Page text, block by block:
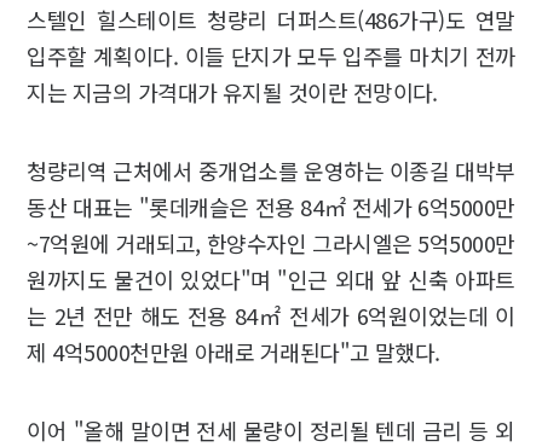
스텔인 힐스테이트 청량리 더퍼스트(486가구)도 연말
입주할 계획이다. 이들 단지가 모두 입주를 마치기 전까
지는 지금의 가격대가 유지될 것이란 전망이다.
청량리역 근처에서 중개업소를 운영하는 이종길 대박부
동산 대표는 "롯데캐슬은 전용 84㎡ 전세가 6억5000만
~7억원에 거래되고, 한양수자인 그라시엘은 5억5000만
원까지도 물건이 있었다"며 "인근 외대 앞 신축 아파트
는 2년 전만 해도 전용 84㎡ 전세가 6억원이었는데 이
제 4억5000천만원 아래로 거래된다"고 말했다.
이어 "올해 말이면 전세 물량이 정리될 텐데 금리 등 외